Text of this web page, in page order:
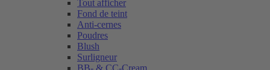
Tout afficher
Fond de teint
Anti-cernes
Poudres
Blush
Surligneur
BB- & CC-Cream